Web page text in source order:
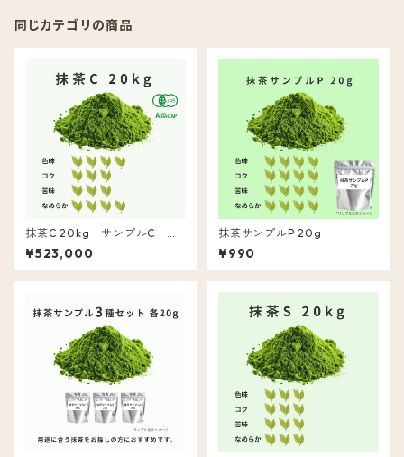
同じカテゴリの商品
抹茶C 20kg サンプルC 同
品
¥523,000
抹茶サンプルP 20g
¥990